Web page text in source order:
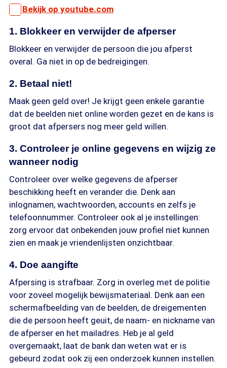
Bekijk op youtube.com
1. Blokkeer en verwijder de afperser
Blokkeer en verwijder de persoon die jou afperst
overal. Ga niet in op de bedreigingen.
2. Betaal niet!
Maak geen geld over! Je krijgt geen enkele garantie
dat de beelden niet online worden gezet en de kans is
groot dat afpersers nog meer geld willen.
3. Controleer je online gegevens en wijzig ze
wanneer nodig
Controleer over welke gegevens de afperser
beschikking heeft en verander die. Denk aan
inlognamen, wachtwoorden, accounts en zelfs je
telefoonnummer. Controleer ook al je instellingen:
zorg ervoor dat onbekenden jouw profiel niet kunnen
zien en maak je vriendenlijsten onzichtbaar.
4. Doe aangifte
Afpersing is strafbaar. Zorg in overleg met de politie
voor zoveel mogelijk bewijsmateriaal. Denk aan een
schermafbeelding van de beelden, de dreigementen
die de persoon heeft geuit, de naam- en nickname van
de afperser en het mailadres. Heb je al geld
overgemaakt, laat de bank dan weten wat er is
gebeurd zodat ook zij een onderzoek kunnen instellen.